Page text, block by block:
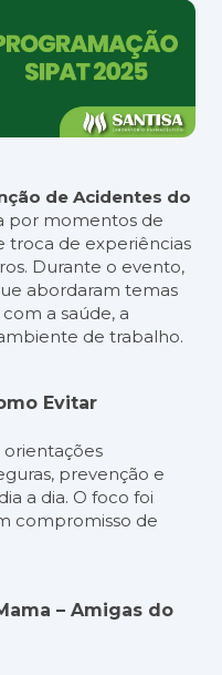
de Acidentes do
por momentos de
troca de experiências
Durante o evento,
abordaram temas
a saúde, a
de trabalho.
Evitar
prevenção e
a dia. O foco foi
compromisso de
– Amigas do